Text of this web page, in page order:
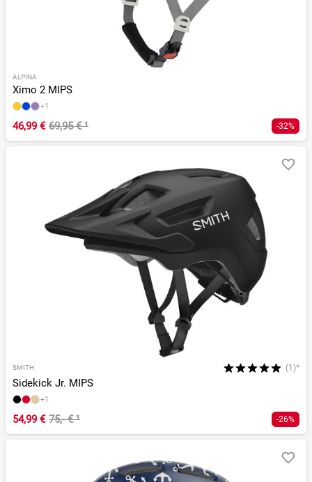
ALPINA
Ximo 2 MIPS
+1
46,99 € 69,95 €¹ -32%
SMITH (1)*
Sidekick Jr. MIPS
+1
54,99 € 75,- €¹ -26%